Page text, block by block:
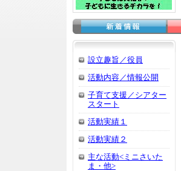
設立趣旨／役員
活動内容／情報公開
子育て支援／シアター
スタート
活動実績１
活動実績２
主な活動<ミニさいた
ま・他>